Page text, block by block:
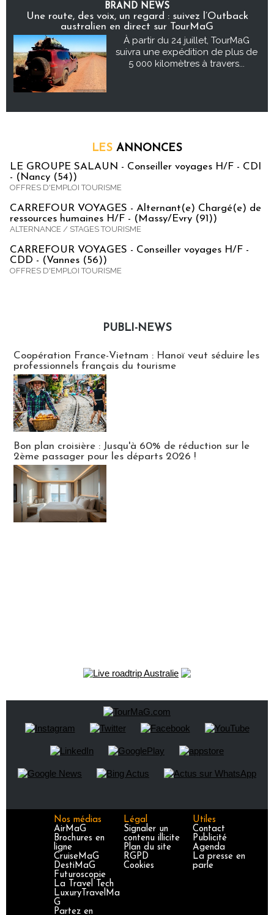
BRAND NEWS
Une route, des voix, un regard : suivez l’Outback
australien en direct sur TourMaG
À partir du 24 juillet, TourMaG
suivra une expédition de plus de
5 000 kilomètres à travers...
LES ANNONCES
LE GROUPE SALAUN - Conseiller voyages H/F - CDI
- (Nancy (54))
OFFRES D'EMPLOI TOURISME
CARREFOUR VOYAGES - Alternant(e) Chargé(e) de
ressources humaines H/F - (Massy/Evry (91))
ALTERNANCE / STAGES TOURISME
CARREFOUR VOYAGES - Conseiller voyages H/F -
CDD - (Vannes (56))
OFFRES D'EMPLOI TOURISME
PUBLI-NEWS
Coopération France-Vietnam : Hanoï veut séduire les
professionnels français du tourisme
Bon plan croisière : Jusqu'à 60% de réduction sur le
2ème passager pour les départs 2026 !
Nos médias
AirMaG
Brochures en
ligne
CruiseMaG
DestiMaG
Futuroscopie
La Travel Tech
LuxuryTravelMa
G
Partez en
Légal
Signaler un
contenu illicite
Plan du site
RGPD
Cookies
Utiles
Contact
Publicité
Agenda
La presse en
parle